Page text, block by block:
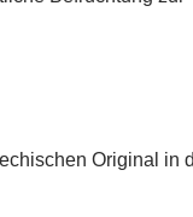
Original in